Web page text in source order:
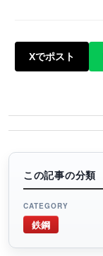
Xでポスト
この記事の分類
CATEGORY
鉄鋼